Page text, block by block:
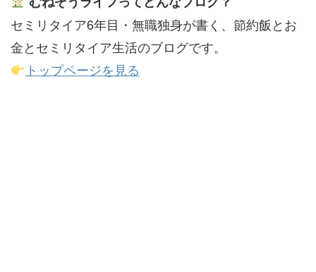
セミリタイア6年目・無職独身が書く、節約飯とお
金とセミリタイア生活のブログです。
トップページを見る